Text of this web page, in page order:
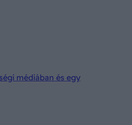
médiában és egy